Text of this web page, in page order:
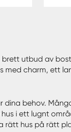
utbud av
med charm, ett
dina behov.
i ett lugnt
rätt hus på rätt